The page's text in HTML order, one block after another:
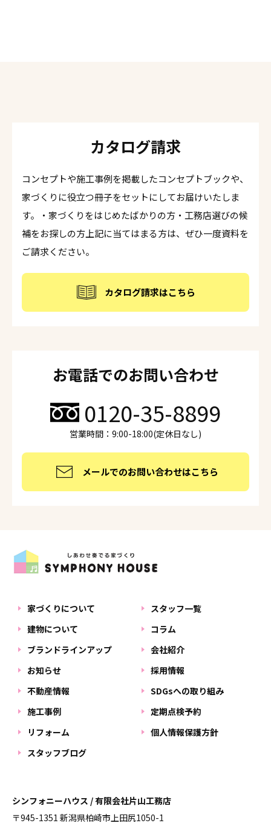
カタログ請求
コンセプトや施工事例を掲載したコンセプトブックや、
家づくりに役立つ冊子をセットにしてお届けいたしま
す。・家づくりをはじめたばかりの方・工務店選びの候
補をお探しの方上記に当てはまる方は、ぜひ一度資料を
ご請求ください。
カタログ請求はこちら
お電話でのお問い合わせ
0120-35-8899
営業時間：9:00-18:00(定休日なし)
メールでのお問い合わせはこちら
家づくりについて
建物について
ブランドラインアップ
お知らせ
不動産情報
施工事例
リフォーム
スタッフブログ
スタッフ一覧
コラム
会社紹介
採用情報
SDGsへの取り組み
定期点検予約
個人情報保護方針
シンフォニーハウス / 有限会社片山工務店
〒945-1351 新潟県柏崎市上田尻1050-1